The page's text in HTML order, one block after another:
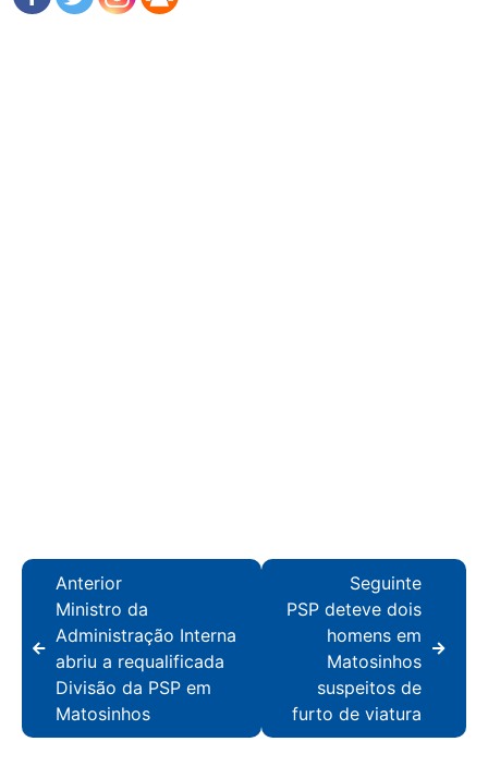
Anterior
Ministro da
Administração Interna
abriu a requalificada
Divisão da PSP em
Matosinhos
Seguinte
PSP deteve dois
homens em
Matosinhos
suspeitos de
furto de viatura